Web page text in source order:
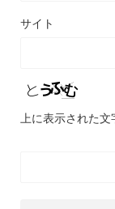
サイト
上に表示された文